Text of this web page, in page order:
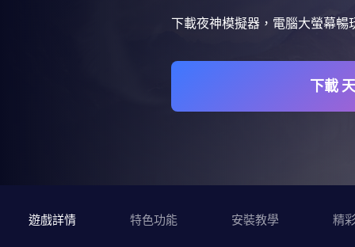
下載夜神模擬器，電腦大螢幕
下載
遊戲詳情 特色功能 安裝教學 精